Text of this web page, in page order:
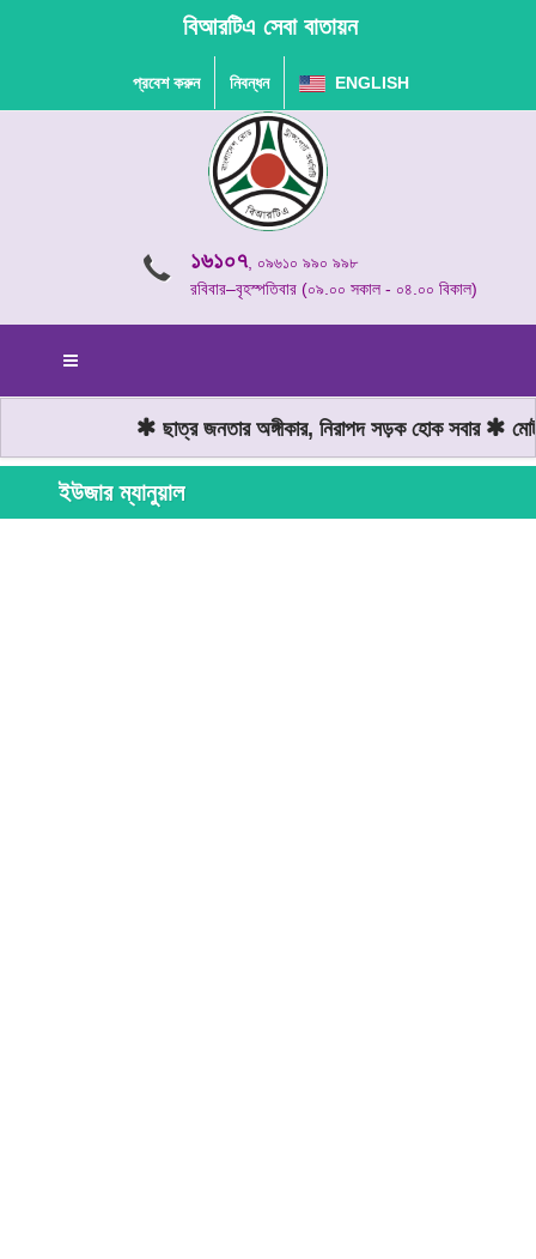
বিআরটিএ সেবা বাতায়ন
প্রবেশ করুন নিবন্ধন ENGLISH
১৬১০৭, ০৯৬১০ ৯৯০ ৯৯৮
রবিবার–বৃহস্পতিবার (০৯.০০ সকাল - ০৪.০০ বিকাল)
ছাত্র জনতার অঙ্গীকার, নিরাপদ সড়ক হোক সবার
ইউজার ম্যানুয়াল